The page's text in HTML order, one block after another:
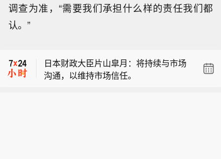
调查为准，“需要我们承担什么样的责任我们都
认。”
欧洲斯托克600指数<.STOXX>在美国非
日本财政大臣片山皐月：将持续与市场
沟通，以维持市场信任。